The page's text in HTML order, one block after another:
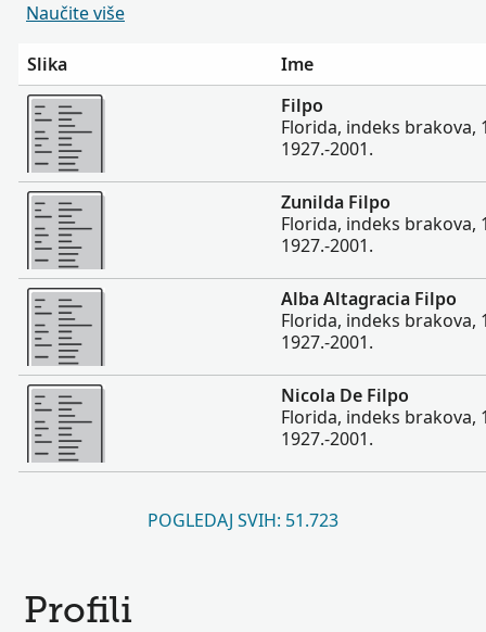
Naučite više
Slika
Ime
Više
Filpo
Florida, indeks brakova,
1927.-2001.
Više
Zunilda Filpo
Florida, indeks brakova,
1927.-2001.
Više
Alba Altagracia Filpo
Florida, indeks brakova,
1927.-2001.
Više
Nicola De Filpo
Florida, indeks brakova,
1927.-2001.
POGLEDAJ SVIH: 51.723
Profili